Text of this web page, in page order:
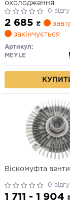
охолодження
0
2 685 ₴
закінчується
Артикул:
MEYLE
Віскомуфта
0
1 711 - 1 904